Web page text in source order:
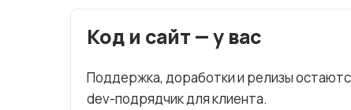
Код и сайт — у вас
Поддержка, доработки и релизы
dev-подрядчик для клиента.